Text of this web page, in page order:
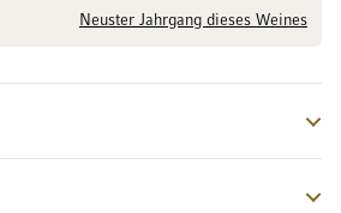
Neuster Jahrgang dieses Weines